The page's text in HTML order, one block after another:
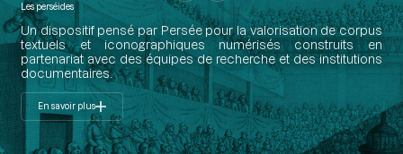
Les perséides
Un dispositif pensé par Persée pour la valorisation de corpus
textuels et iconographiques numérisés construits en
partenariat avec des équipes de recherche et des institutions
documentaires.
En savoir plus